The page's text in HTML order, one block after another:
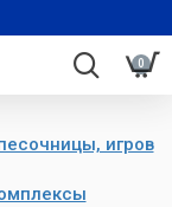
0
игров